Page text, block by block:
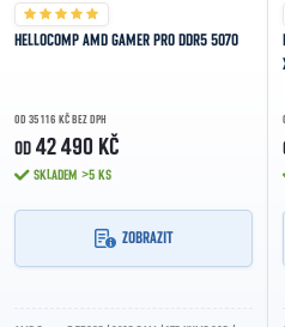
HELLOCOMP AMD GAMER PRO DDR5 5070
OD 35 116 KČ BEZ DPH
OD 42 490 KČ
SKLADEM >5 KS
ZOBRAZIT